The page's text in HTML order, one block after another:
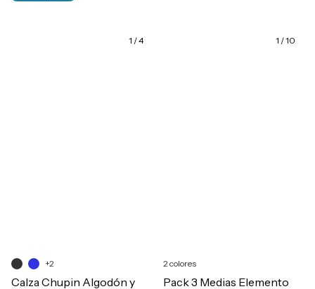
1 /4
Calza Chupin Algodón y
+2
1 /10
Pack 3 Medias Elemento
2 colores